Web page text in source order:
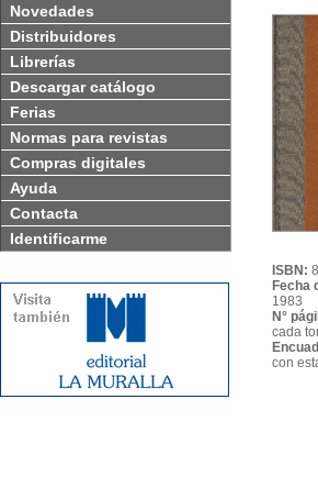
Novedades
Distribuidores
Librerías
Descargar catálogo
Ferias
Normas para revistas
Compras digitales
Ayuda
Contacta
Identificarme
ISBN:
Fecha
1983
N°
cada
con